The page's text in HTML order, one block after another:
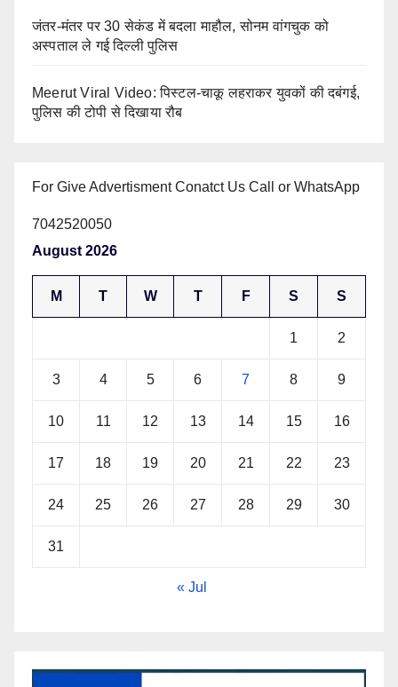
जंतर-मंतर पर 30 सेकंड में बदला माहौल, सोनम वांगचुक को
अस्पताल ले गई दिल्ली पुलिस
Meerut Viral Video: पिस्टल-चाकू लहराकर युवकों की दबंगई,
पुलिस की टोपी से दिखाया रौब
For Give Advertisment Conatct Us Call or WhatsApp
7042520050
August 2026
M T W T F S S
1 2
3 4 5 6 7 8 9
10 11 12 13 14 15 16
17 18 19 20 21 22 23
24 25 26 27 28 29 30
31
« Jul